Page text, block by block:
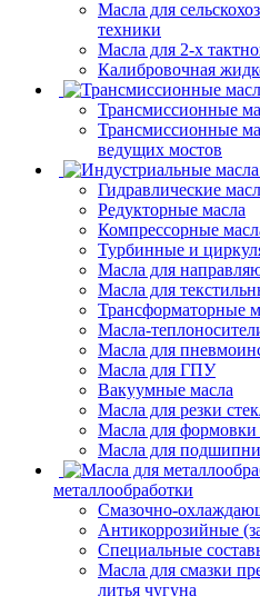
Масла для
техники
Масла для 2-х
Калибровочная
Трансмиссионные
Трансмиссионные
ведущих мостов
Гидравлические
Редукторные масла
Компрессорные
Турбинные и
Масла для
Масла для
Трансформаторные
Масла-
Масла для
Масла для ГПУ
Вакуумные масла
Масла для резки
Масла для
Масла для
металлообработки
Смазочно-
Антикоррозийные
Специальные
Масла для смазки
литья чугуна